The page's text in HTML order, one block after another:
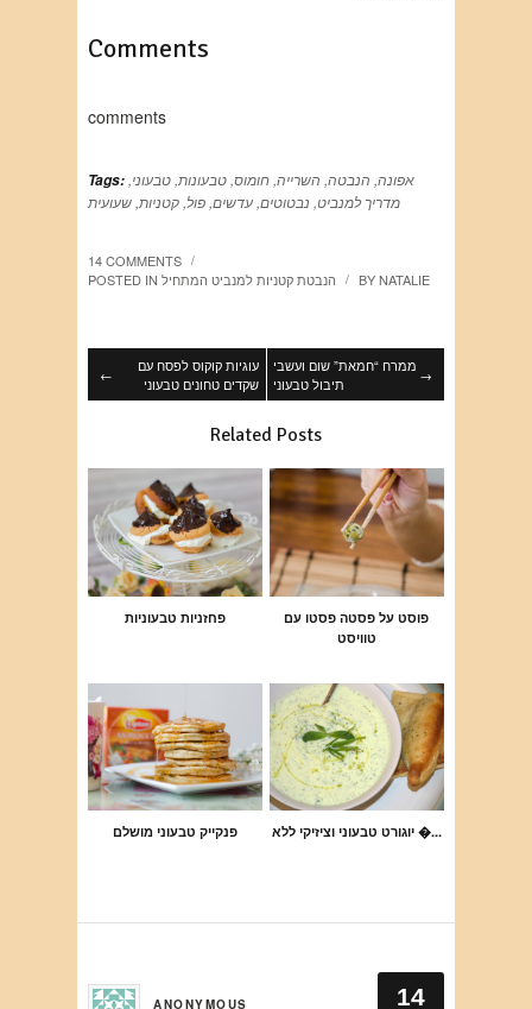
Comments
comments
Tags: אפונה, הנבטה, השרייה, חומוס, טבעונות, טבעוני,
מדריך למנביט, נבטוטים, עדשים, פול, קטניות, שעועית
14 COMMENTS /
POSTED IN הנבטת קטניות למנביט המתחיל / BYNATALIE
←
עוגיות קוקוס לפסח עם
שקדים טחונים טבעוני
ממרח “חמאת” שום ועשבי
תיבול טבעוני
→
Related Posts
פחזניות טבעוניות
פוסט על פסטה פסטו עם
טוויסט
פנקייק טבעוני מושלם יוגורט טבעוני וציזיקי ללא �...
14
ANONYMOUS